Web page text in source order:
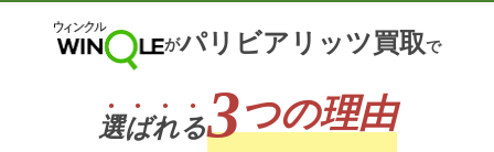
がパリビアリッツ買取で
選ばれる3つの理由